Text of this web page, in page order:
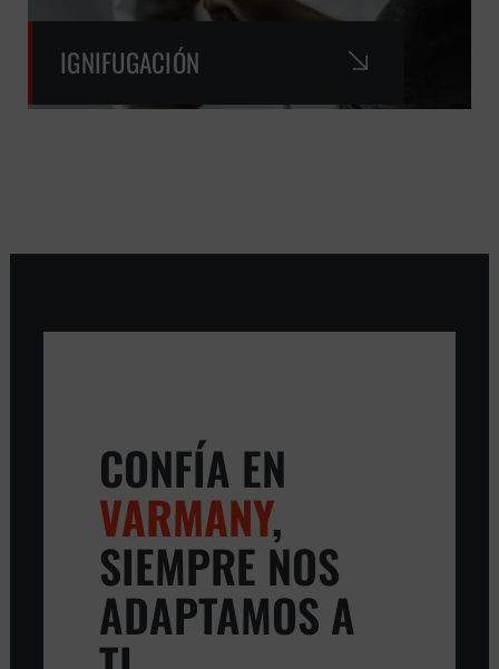
IGNIFUGACIÓN
CONFÍA EN
VARMANY,
SIEMPRE NOS
ADAPTAMOS A